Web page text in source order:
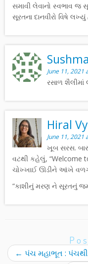
સમાવી લેવાનો સ્વભાવ
સૂરતના દાનવીરો વિષે લખ્યું
June 11, 2021
રસાળ
Hiral
June 11, 2021
ખૂબ સરસ. બાર
વટથી કહેલું, “Welcome
ચોખ્ખાઈ ઊડીને આંખે વળગે
“કાશીનું મરણ ને સૂરતનું
← પંચ મહાભૂત : પંચથી